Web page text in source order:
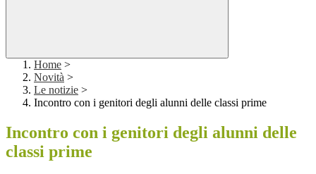
Home >
Novità >
Le notizie >
Incontro con i genitori degli alunni delle classi prime
Incontro con i genitori degli alunni delle
classi prime